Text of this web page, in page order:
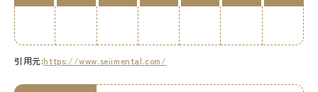
引用元:https://www.seiimental.com/